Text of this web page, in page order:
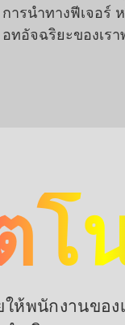
การนำทางฟีเจอร์
อทอัจฉริยะของเ
โ
ห้พนักงานของ